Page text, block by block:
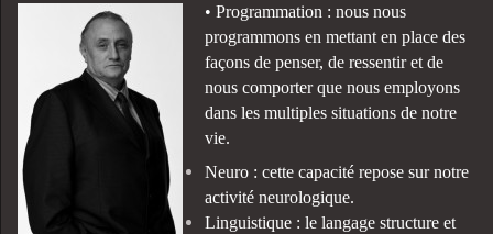
• Programmation : nous nous
programmons en mettant en place des
façons de penser, de ressentir et de
nous comporter que nous employons
dans les multiples situations de notre
vie.
Neuro : cette capacité repose sur notre
activité neurologique.
Linguistique : le langage structure et